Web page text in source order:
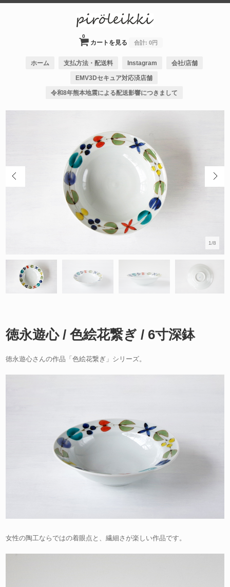
カートを見る
0
合計: 0円
ホーム 支払方法・配送料 Instagram 会社/店舗
EMV3Dセキュア対応済店舗
令和8年熊本地震による配送影響につきまして
1/8
徳永遊心 / 色絵花繋ぎ / 6寸深鉢
徳永遊心さんの作品「色絵花繋ぎ」シリーズ。
女性の陶工ならではの着眼点と、繊細さが楽しい作品です。